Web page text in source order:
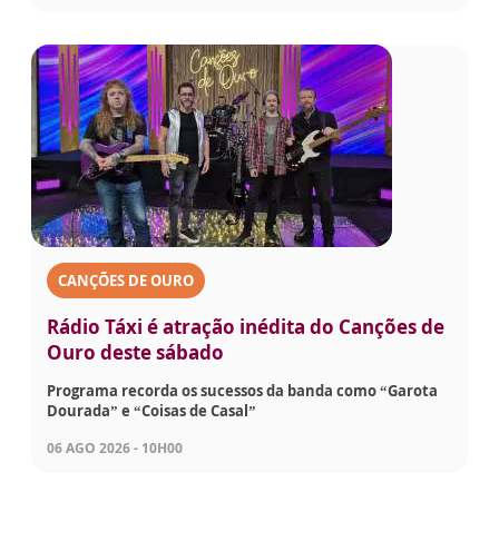
CANÇÕES DE OURO
Rádio Táxi é atração inédita do Canções de
Ouro deste sábado
Programa recorda os sucessos da banda como “Garota
Dourada” e “Coisas de Casal”
06 AGO 2026 - 10H00